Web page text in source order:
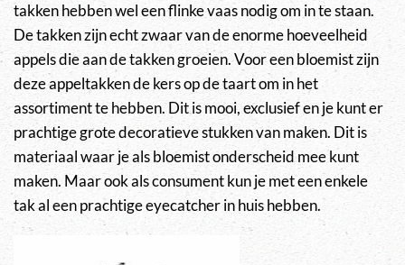
takken hebben wel een flinke vaas nodig om in te staan.
De takken zijn echt zwaar van de enorme hoeveelheid
appels die aan de takken groeien. Voor een bloemist zijn
deze appeltakken de kers op de taart om in het
assortiment te hebben. Dit is mooi, exclusief en je kunt er
prachtige grote decoratieve stukken van maken. Dit is
materiaal waar je als bloemist onderscheid mee kunt
maken. Maar ook als consument kun je met een enkele
tak al een prachtige eyecatcher in huis hebben.